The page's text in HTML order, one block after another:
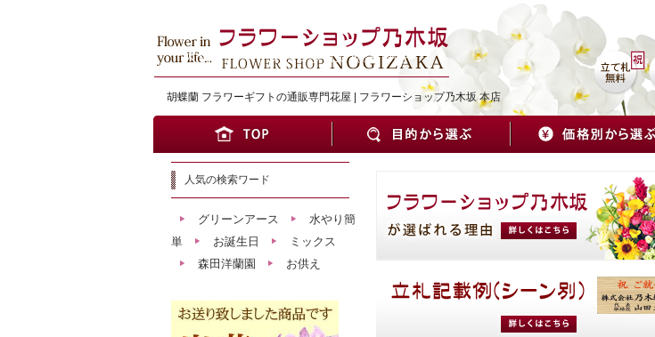
胡蝶蘭 フラワーギフトの通販専門花屋 | フラワーショップ乃木坂 本店
大切な方へワンランク上の贈り物を
人気の検索ワード
グリーンアース
水やり簡
単
お誕生日
ミックス
森田洋蘭園
お供え